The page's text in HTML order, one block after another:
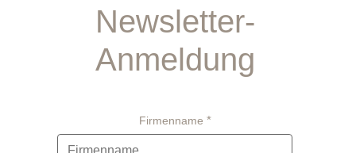
Newsletter-
Anmeldung
Firmenname